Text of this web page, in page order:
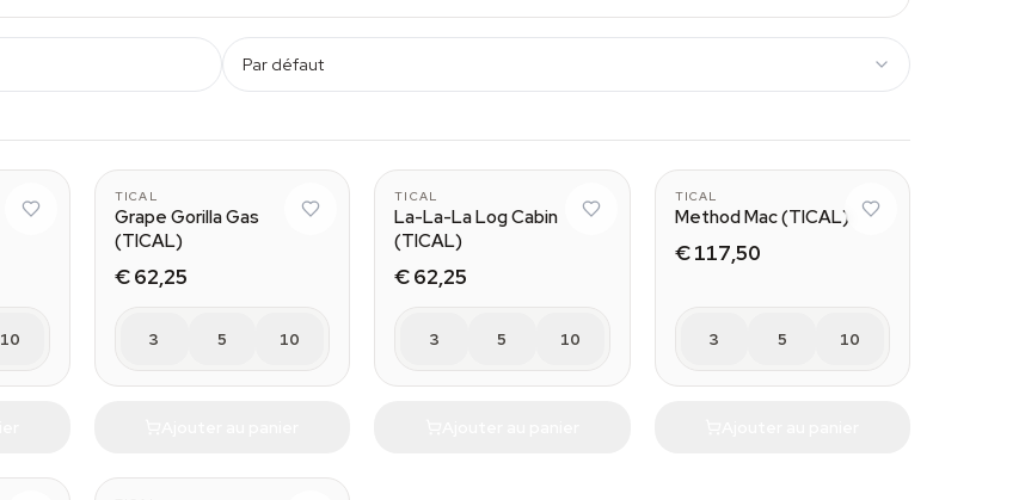
Par défaut
10
TICAL
Grape Gorilla Gas
(TICAL)
€ 62,25
3 5 10
TICAL
La-La-La Log Cabin
(TICAL)
€ 62,25
3 5 10
TICAL
Method Mac (TICAL)
€ 117,50
3 5 10